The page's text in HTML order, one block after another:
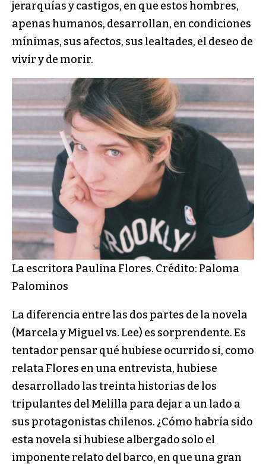
jerarquías y castigos, en que estos hombres,
apenas humanos, desarrollan, en condiciones
mínimas, sus afectos, sus lealtades, el deseo de
vivir y de morir.
La escritora Paulina Flores. Crédito: Paloma
Palominos
La diferencia entre las dos partes de la novela
(Marcela y Miguel vs. Lee) es sorprendente. Es
tentador pensar qué hubiese ocurrido si, como
relata Flores en una entrevista, hubiese
desarrollado las treinta historias de los
tripulantes del Melilla para dejar a un lado a
sus protagonistas chilenos. ¿Cómo habría sido
esta novela si hubiese albergado solo el
imponente relato del barco, en que una gran